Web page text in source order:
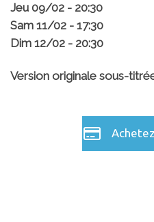
Jeu 09/02 - 20:30
Sam 11/02 - 17:30
Dim 12/02 - 20:30
Version originale sous-